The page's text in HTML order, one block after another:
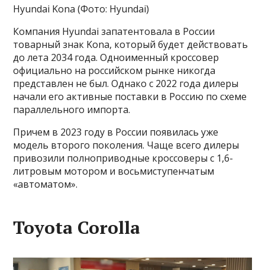
Hyundai Kona (Фото: Hyundai)
Компания Hyundai запатентовала в России
товарный знак Kona, который будет действовать
до лета 2034 года. Одноименный кроссовер
официально на российском рынке никогда
представлен не был. Однако с 2022 года дилеры
начали его активные поставки в Россию по схеме
параллельного импорта.
Причем в 2023 году в России появилась уже
модель второго поколения. Чаще всего дилеры
привозили полноприводные кроссоверы с 1,6-
литровым мотором и восьмиступенчатым
«автоматом».
Toyota Corolla